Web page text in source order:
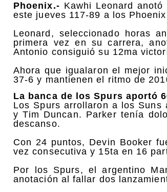
Phoenix.- Kawhi Leonard
este jueves 117-89 a los
Leonard, seleccionado horas
primera vez en su carrera,
Antonio consiguió su 12ma
Ahora que igualaron el mejor
37-6 y mantienen el ritmo de
La banca de los Spurs aportó
Los Spurs arrollaron a los Suns
y Tim Duncan. Parker tenía
descanso.
Con 24 puntos, Devin Booker
vez consecutiva y 15ta en 16
Por los Spurs, el argentino
anotación al fallar dos